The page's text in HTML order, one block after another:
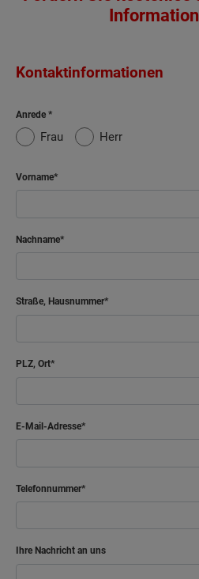
Kontaktinformationen
Anrede
Frau Herr
Vorname
Nachname
Straße, Hausnummer
PLZ, Ort
E-Mail-Adresse
Telefonnummer
Ihre Nachricht an uns